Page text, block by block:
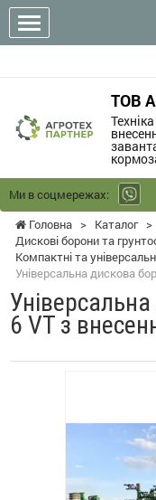
ТОВ
Ми в соцмережах:
Головна > Каталог >
Дискові борони та
Компактні та
Універсальна дискова
6 VT з